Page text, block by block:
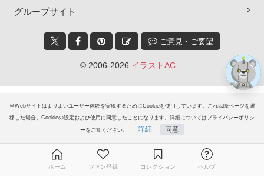
当Webサイトはよりよいユーザー体験を実現するためにCookieを使用しています。これ以降ページを遷
移した場合、Cookieの設定および使用に同意したことになります。詳細についてはプライバシーポリシ
ーをご覧ください。 詳細 同意
グループサイト
ご意見・ご要望
© 2006-2026 イラストAC
ホーム ファン登録 コレクション ヘルプ